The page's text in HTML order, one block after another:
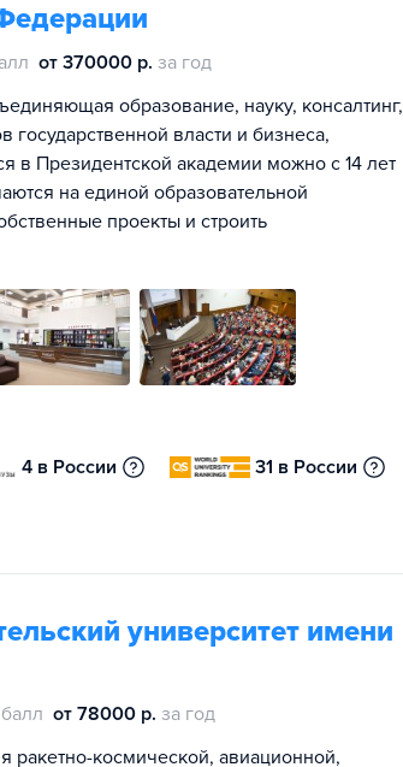
от 370000 р. за год
образование, науку, консалтинг,
власти и бизнеса,
в Президентской академии можно с 14 лет
на единой образовательной
проекты и строить
4 в России 31 в России
университет имени
от 78000 р. за год
ракетно-космической, авиационной,